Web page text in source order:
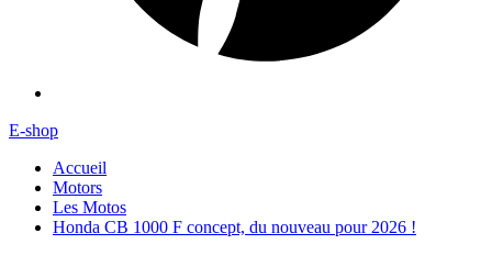
E-shop
Accueil
Motors
Les Motos
Honda CB 1000 F concept, du nouveau pour 2026 !